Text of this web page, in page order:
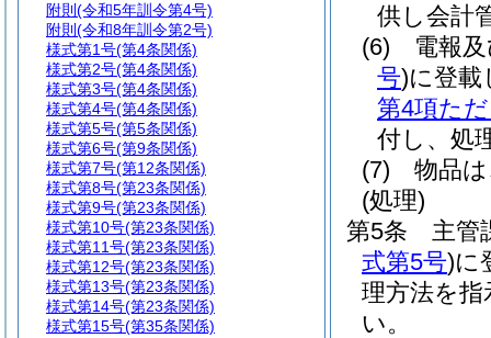
供し会計
(6)
電報
号)に登
第4項た
付し、処
(7)
物品
(処理)
第5条
主管
式第5号)に
理方法を
い。
附則 (令和5年訓令第4号)
附則 (令和8年訓令第2号)
様式第1号(第4条関係)
様式第2号(第4条関係)
様式第3号(第4条関係)
様式第4号(第4条関係)
様式第5号(第5条関係)
様式第6号(第9条関係)
様式第7号(第12条関係)
様式第8号(第23条関係)
様式第9号(第23条関係)
様式第10号(第23条関係)
様式第11号(第23条関係)
様式第12号(第23条関係)
様式第13号(第23条関係)
様式第14号(第23条関係)
様式第15号(第35条関係)